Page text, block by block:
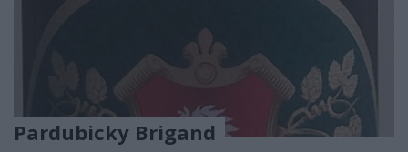
Pardubicky Brigand